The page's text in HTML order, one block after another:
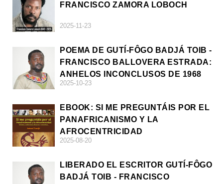
FRANCISCO ZAMORA LOBOCH
2025-11-23
POEMA DE GUTÍ-FÔGO BADJÁ TOIB -
FRANCISCO BALLOVERA ESTRADA:
ANHELOS INCONCLUSOS DE 1968
2025-10-23
EBOOK: SI ME PREGUNTÁIS POR EL
PANAFRICANISMO Y LA
AFROCENTRICIDAD
2025-08-20
LIBERADO EL ESCRITOR GUTÍ-FÔGO
BADJÁ TOIB - FRANCISCO